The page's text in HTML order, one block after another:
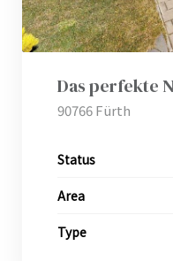
Das perfekte
90766 Fürth
Status
Area
Type